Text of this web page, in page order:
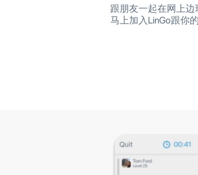
跟朋友一起在网上边
马上加入LinGo跟你